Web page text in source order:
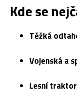
Kde se
Těžká
Vojenská a
Lesní